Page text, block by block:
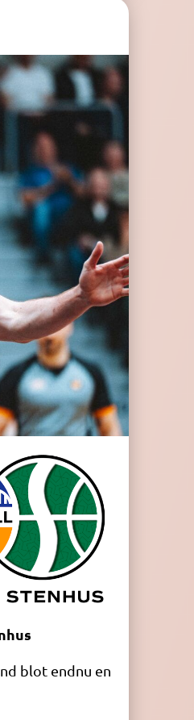
blot endnu en